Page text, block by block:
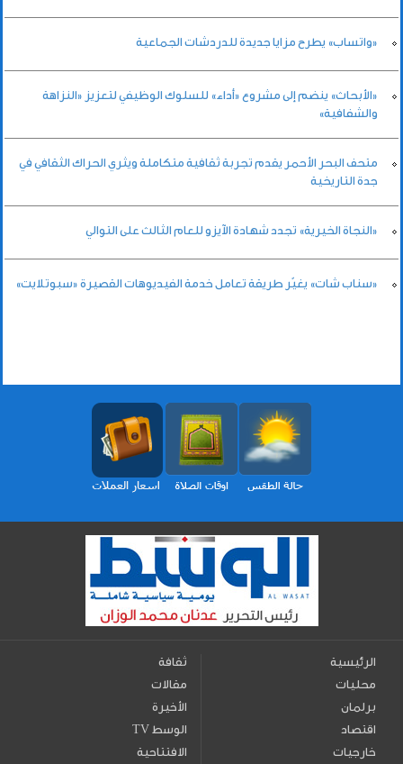
«واتساب» يطرح مزايا جديدة للدردشات الجماعية
«الأبحاث» ينضم إلى مشروع «أداء» للسلوك الوظيفي لتعزيز «النزاهة
والشفافية»
متحف البحر الأحمر يقدم تجربة ثقافية متكاملة ويثري الحراك الثقافي في
جدة التاريخية
«النجاة الخيرية» تجدد شهادة الآيزو للعام الثالث على التوالي
«سناب شات» يغيّر طريقة تعامل خدمة الفيديوهات القصيرة «سبوتلايت»
الرئيسية
محليات
برلمان
اقتصاد
خارجيات
ثقافة
مقالات
الأخيرة
TV الوسط
الافتتاحية